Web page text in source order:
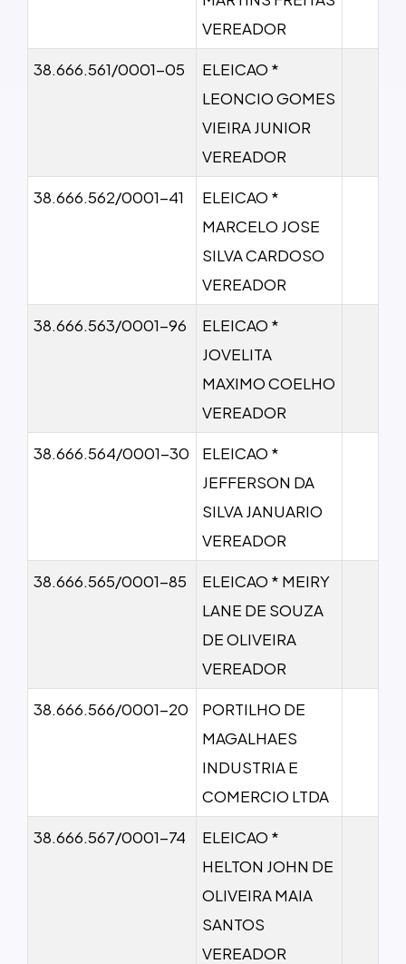
VEREADOR
38.666.561/0001-05
ELEICAO *
LEONCIO GOMES
VIEIRA JUNIOR
VEREADOR
38.666.562/0001-41
ELEICAO *
MARCELO JOSE
SILVA CARDOSO
VEREADOR
38.666.563/0001-96
ELEICAO *
JOVELITA
MAXIMO COELHO
VEREADOR
38.666.564/0001-30
ELEICAO *
JEFFERSON DA
SILVA JANUARIO
VEREADOR
38.666.565/0001-85
ELEICAO * MEIRY
LANE DE SOUZA
DE OLIVEIRA
VEREADOR
38.666.566/0001-20
PORTILHO DE
MAGALHAES
INDUSTRIA E
COMERCIO LTDA
38.666.567/0001-74
ELEICAO *
HELTON JOHN DE
OLIVEIRA MAIA
SANTOS
VEREADOR